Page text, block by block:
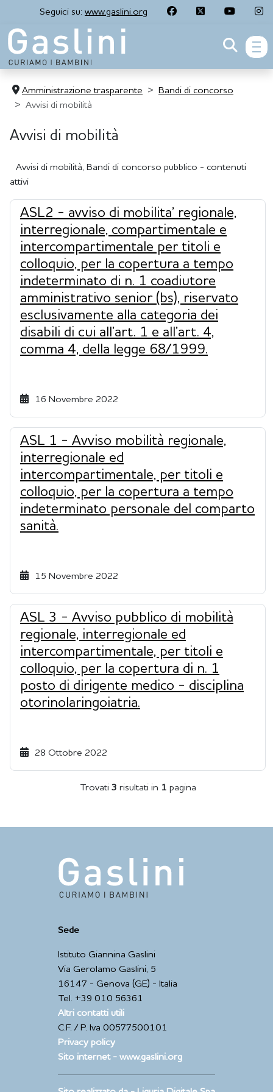
Seguici su: www.gaslini.org
Amministrazione trasparente
Bandi di concorso
Avvisi di mobilità
Avvisi di mobilità
Avvisi di mobilità, Bandi di concorso pubblico - contenuti
attivi
ASL2 - avviso di mobilita’ regionale,
interregionale, compartimentale e
intercompartimentale per titoli e
colloquio, per la copertura a tempo
indeterminato di n. 1 coadiutore
amministrativo senior (bs), riservato
esclusivamente alla categoria dei
disabili di cui all’art. 1 e all’art. 4,
comma 4, della legge 68/1999.
16 Novembre 2022
ASL 1 - Avviso mobilità regionale,
interregionale ed
intercompartimentale, per titoli e
colloquio, per la copertura a tempo
indeterminato personale del comparto
sanità.
15 Novembre 2022
ASL 3 - Avviso pubblico di mobilità
regionale, interregionale ed
intercompartimentale, per titoli e
colloquio, per la copertura di n. 1
posto di dirigente medico - disciplina
otorinolaringoiatria.
28 Ottobre 2022
Trovati 3 risultati in 1 pagina
Sede
Istituto Giannina Gaslini
Via Gerolamo Gaslini, 5
16147 - Genova (GE) - Italia
Tel. +39 010 56361
Altri contatti utili
C.F. / P. Iva 00577500101
Privacy policy
Sito internet - www.gaslini.org